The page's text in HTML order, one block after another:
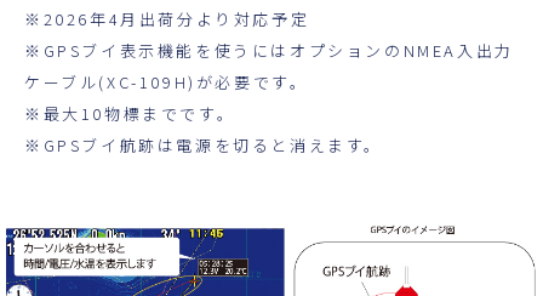
※2026年4月出荷分より対応予定
※GPSブイ表示機能を使うにはオプションのNMEA入出力
ケーブル(XC-109H)が必要です。
※最大10物標までです。
※GPSブイ航跡は電源を切ると消えます。